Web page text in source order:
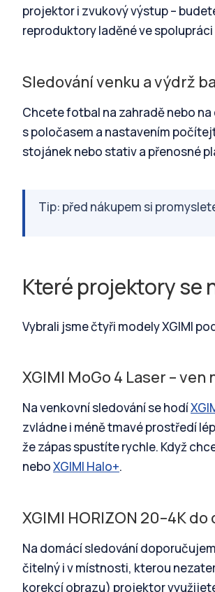
projektor i zvukový výstup –
reproduktory laděné ve
Sledování venku a výdrž
Chcete fotbal na zahradě nebo na
s poločasem a nastavením
stojánek nebo stativ a přenosné
Tip: před nákupem si
Které projektory se
Vybrali jsme čtyři modely XGIMI
XGIMI MoGo 4 Laser – ven
Na venkovní sledování se hodí
zvládne i méně tmavé prostředí
že zápas spustíte rychle. Když
neboXGIMI Halo+.
XGIMI HORIZON 20–4K do
Na domácí sledování
čitelný i v místnosti, kterou
korekcí obrazu) projektor